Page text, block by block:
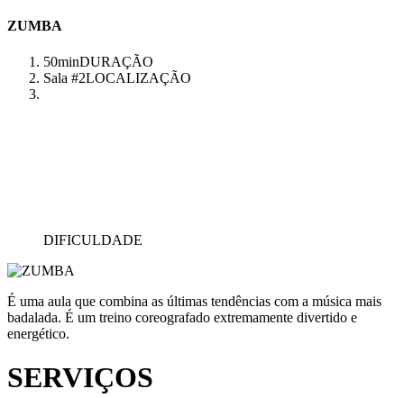
ZUMBA
50minDURAÇÃO
Sala #2LOCALIZAÇÃO
DIFICULDADE
É uma aula que combina as últimas tendências com a música mais
badalada. É um treino coreografado extremamente divertido e
energético.
SERVIÇOS